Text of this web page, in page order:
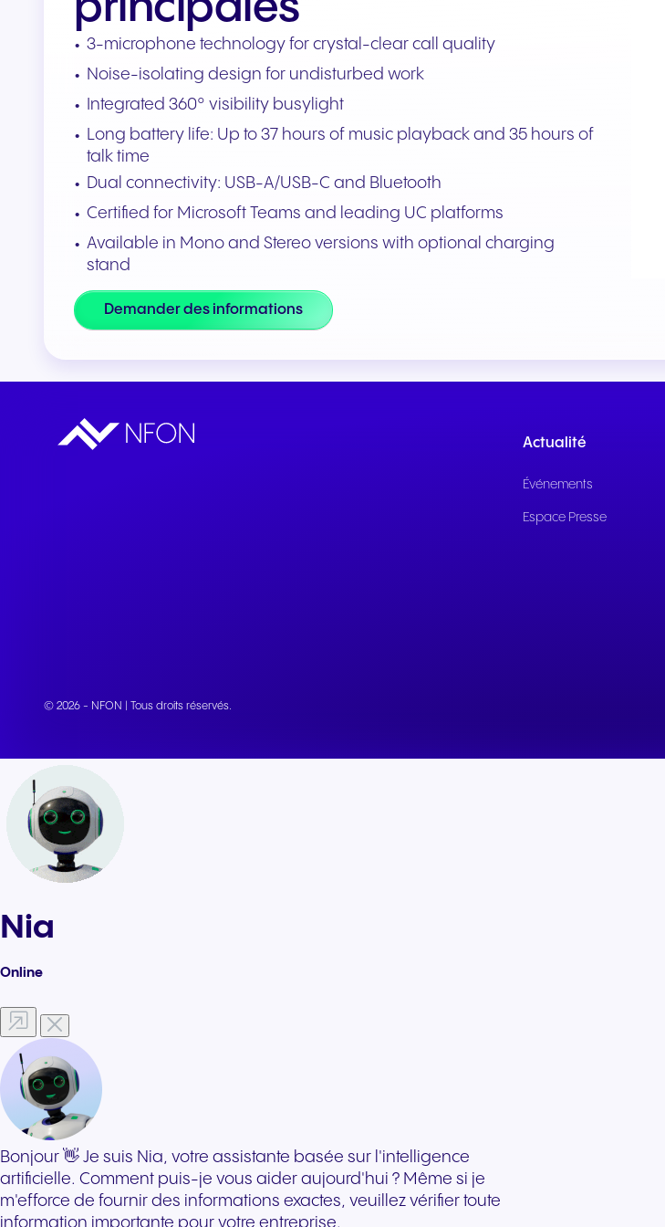
pour des expériences et un
service client exceptionnels.
3-microphone technology for crystal-clear call quality
Noise-isolating design for undisturbed work
Integrated 360° visibility busylight
Long battery life: Up to 37 hours of music playback and 35 hours of
talk time
Dual connectivity: USB-A/USB-C and Bluetooth
Certified for Microsoft Teams and leading UC platforms
Available in Mono and Stereo versions with optional charging
stand
Demander des informations
Actualité
Événements
Espace Presse
© 2026 - NFON | Tous droits réservés.